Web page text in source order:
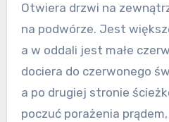
Otwiera drzwi na
na podwórze. Jest
a w oddali jest małe
dociera do czerwonego
a po drugiej stronie
poczuć porażenia